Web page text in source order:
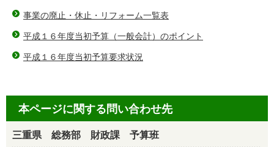
事業の廃止・休止・リフォーム一覧表
平成１６年度当初予算（一般会計）のポイント
平成１６年度当初予算要求状況
本ページに関する問い合わせ先
三重県 総務部 財政課 予算班